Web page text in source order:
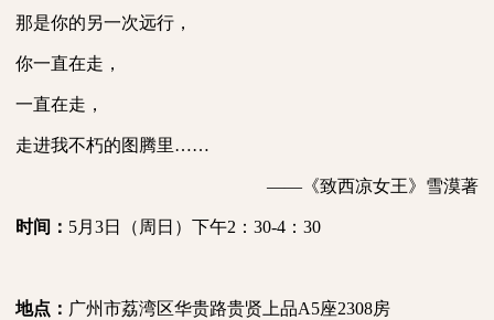
那是你的另一次远行，
你一直在走，
一直在走，
走进我不朽的图腾里……
——《致西凉女王》雪漠著
时间： 5月 3日（周日）下午2 ： 30-4 ： 30
地点： 广州市荔湾区华贵路贵贤上品A5座2308房